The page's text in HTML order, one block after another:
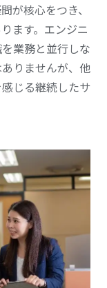
が核心をつき、
ます。エンジニ
業務と並行しな
りませんが、他
じる継続したサ